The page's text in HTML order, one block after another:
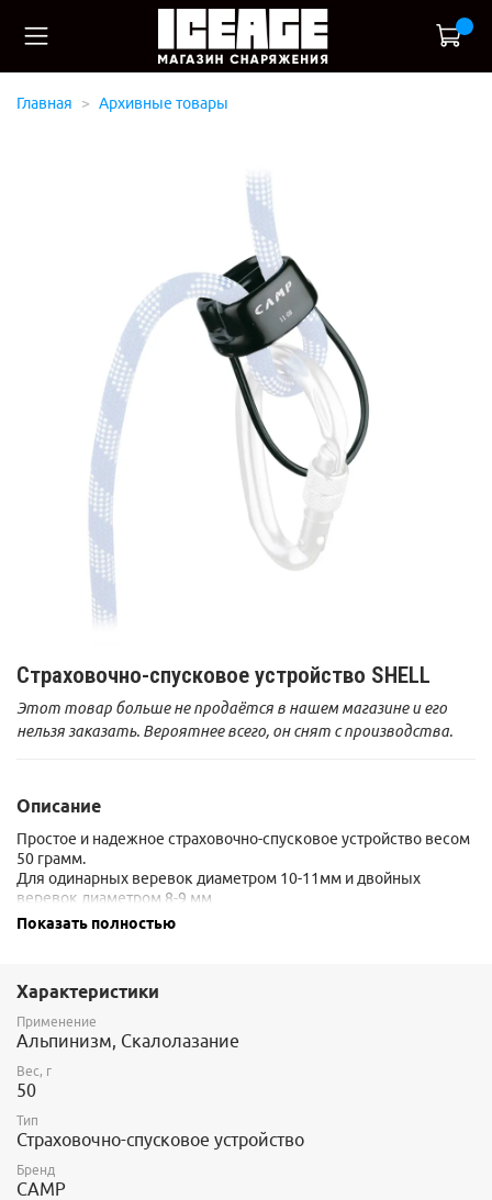
Главная Архивные товары
Страховочно-спусковое устройство SHELL
Этот товар больше не продаётся в нашем магазине и его
нельзя заказать. Вероятнее всего, он снят с производства.
Описание
Простое и надежное страховочно-спусковое устройство весом
50 грамм.
Для одинарных веревок диаметром 10-11мм и двойных
веревок диаметром 8-9 мм
Сертификат: CE-UIAA
Показать полностью
Характеристики
Применение
Альпинизм, Скалолазание
Вес, г
50
Тип
Страховочно-спусковое устройство
Бренд
CAMP